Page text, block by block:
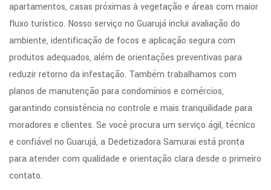
apartamentos, casas próximas à vegetação e áreas com maior
fluxo turístico. Nosso serviço no Guarujá inclui avaliação do
ambiente, identificação de focos e aplicação segura com
produtos adequados, além de orientações preventivas para
reduzir retorno da infestação. Também trabalhamos com
planos de manutenção para condomínios e comércios,
garantindo consistência no controle e mais tranquilidade para
moradores e clientes. Se você procura um serviço ágil, técnico
e confiável no Guarujá, a Dedetizadora Samurai está pronta
para atender com qualidade e orientação clara desde o primeiro
contato.